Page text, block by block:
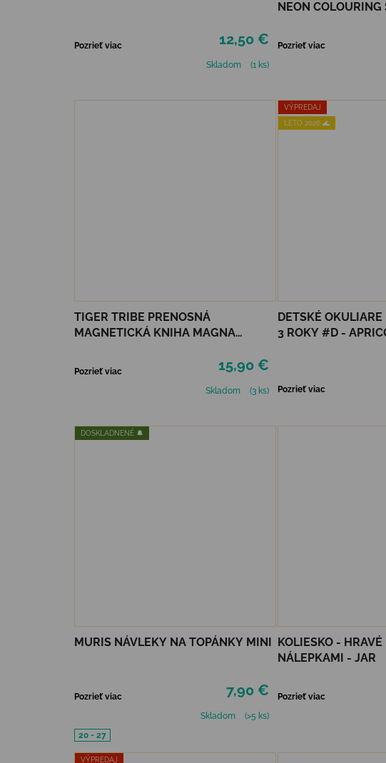
12,50 €
Pozrieť viac
Skladom
(1 ks)
NEON
Pozrieť viac
TIGER TRIBE PRENOSNÁ
MAGNETICKÁ KNIHA MAGNA
15,90 €
Pozrieť viac
Skladom
(3 ks)
VÝPREDAJ
LETO 2026 🌊
DETSKÉ
3 ROKY #D -
Pozrieť viac
DOSKLADNENÉ 🔔
MURIS NÁVLEKY NA TOPÁNKY MINI
7,90 €
Pozrieť viac
Skladom
(>5 ks)
20 - 27
KOLIESKO -
NÁLEPKAMI - JAR
Pozrieť viac
VÝPREDAJ